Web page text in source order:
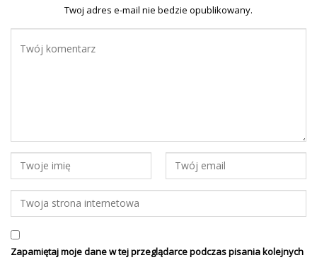
Twoj adres e-mail nie bedzie opublikowany.
Zapamiętaj moje dane w tej przeglądarce podczas pisania kolejnych